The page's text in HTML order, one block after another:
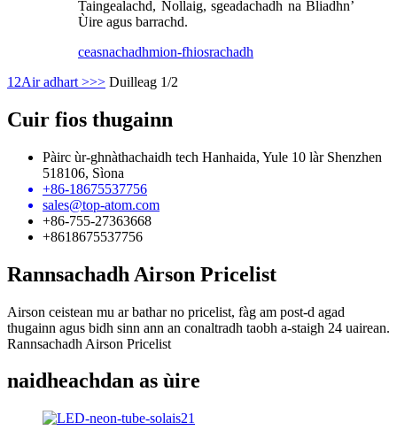
Taingealachd, Nollaig, sgeadachadh na Bliadhn’
Ùire agus barrachd.
ceasnachadhmion-fhiosrachadh
1 2Air adhart >>> Duilleag 1/2
Cuir fios thugainn
Pàirc ùr-ghnàthachaidh tech Hanhaida, Yule 10 làr Shenzhen
518106, Sìona
+86-18675537756
sales@top-atom.com
+86-755-27363668
+8618675537756
Rannsachadh Airson Pricelist
Airson ceistean mu ar bathar no pricelist, fàg am post-d agad
thugainn agus bidh sinn ann an conaltradh taobh a-staigh 24 uairean.
Rannsachadh Airson Pricelist
naidheachdan as ùire